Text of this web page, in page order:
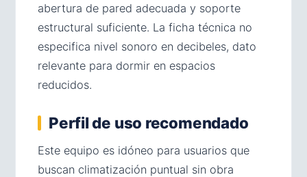
abertura de pared adecuada y soporte
estructural suficiente. La ficha técnica no
especifica nivel sonoro en decibeles, dato
relevante para dormir en espacios
reducidos.
Perfil de uso recomendado
Este equipo es idóneo para usuarios que
buscan climatización puntual sin obra